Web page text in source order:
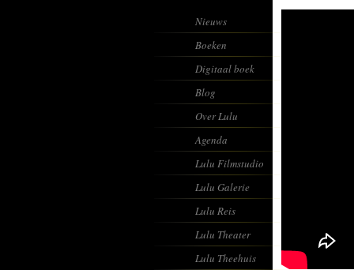
Nieuws
Boeken
Digitaal boek
Blog
Over Lulu
Agenda
Lulu Filmstudio
Lulu Galerie
Lulu Reis
Lulu Theater
Lulu Theehuis